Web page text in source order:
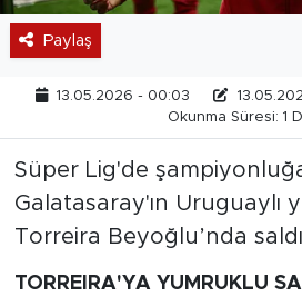
Paylaş
13.05.2026 - 00:03
Okunma Süresi: 1
Süper Lig'de
Galatasaray'ın Uruguaylı
Torreira Beyoğlu’nda
TORREIRA'YA YUMRUKLU